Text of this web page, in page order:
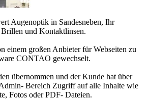
Augenoptik in Sandesneben, Ihr
und Kontaktlinsen.
einem großen Anbieter für Webseiten zu
CONTAO gewechselt.
übernommen und der Kunde hat über
Bereich Zugriff auf alle Inhalte wie
Fotos oder PDF- Dateien.